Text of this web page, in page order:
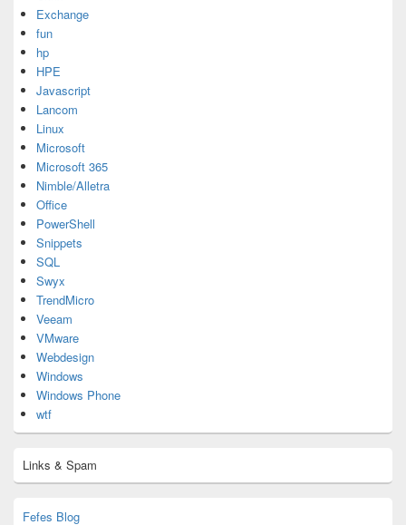
Exchange
fun
hp
HPE
Javascript
Lancom
Linux
Microsoft
Microsoft 365
Nimble/Alletra
Office
PowerShell
Snippets
SQL
Swyx
TrendMicro
Veeam
VMware
Webdesign
Windows
Windows Phone
wtf
Links & Spam
Fefes Blog